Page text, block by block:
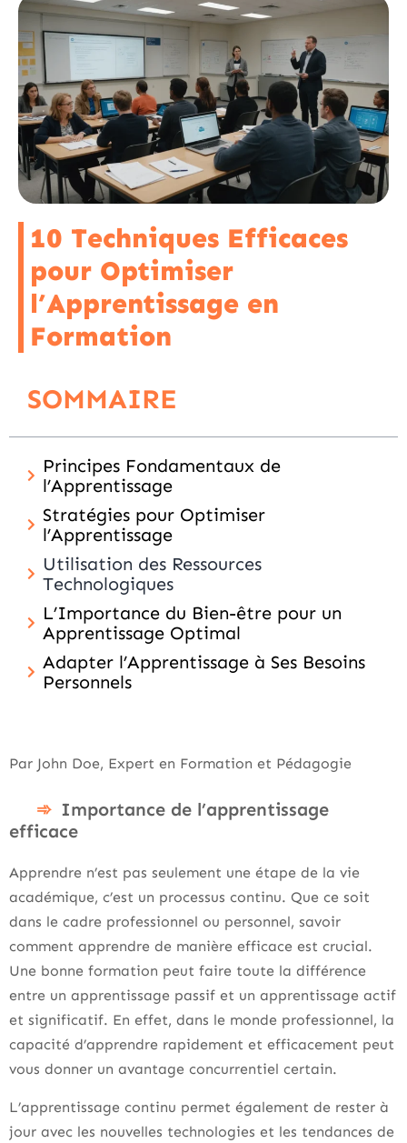
10 Techniques Efficaces
pour Optimiser
l’Apprentissage en
Formation
SOMMAIRE
Principes Fondamentaux de
l’Apprentissage
Stratégies pour Optimiser
l’Apprentissage
Utilisation des Ressources
Technologiques
L’Importance du Bien-être pour un
Apprentissage Optimal
Adapter l’Apprentissage à Ses Besoins
Personnels
Par John Doe, Expert en Formation et Pédagogie
Importance de l’apprentissage
efficace
Apprendre n’est pas seulement une étape de la vie
académique, c’est un processus continu. Que ce soit
dans le cadre professionnel ou personnel, savoir
comment apprendre de manière efficace est crucial.
Une bonne formation peut faire toute la différence
entre un apprentissage passif et un apprentissage actif
et significatif. En effet, dans le monde professionnel, la
capacité d’apprendre rapidement et efficacement peut
vous donner un avantage concurrentiel certain.
L’apprentissage continu permet également de rester à
jour avec les nouvelles technologies et les tendances de